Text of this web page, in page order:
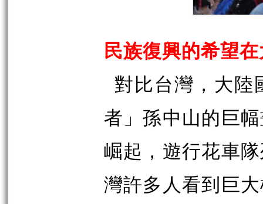
民族復興的希望
對比台灣，大陸
者」孫中山的巨
崛起，遊行花車
灣許多人看到巨